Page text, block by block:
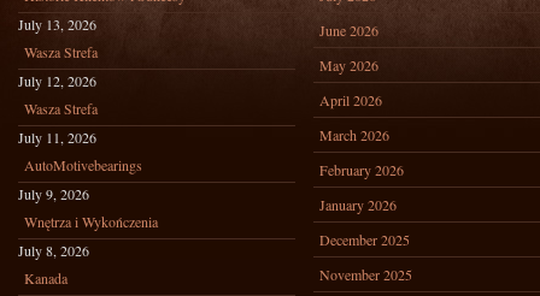
July 13, 2026
Wasza Strefa
July 12, 2026
Wasza Strefa
July 11, 2026
AutoMotivebearings
July 9, 2026
Wnętrza i Wykończenia
July 8, 2026
Kanada
June 2026
May 2026
April 2026
March 2026
February 2026
January 2026
December 2025
November 2025